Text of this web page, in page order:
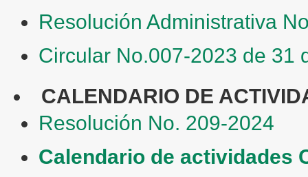
Resolución Administrativa
Circular No.007-2023 de 31
CALENDARIO DE
Resolución No. 209-2024
Calendario de actividades